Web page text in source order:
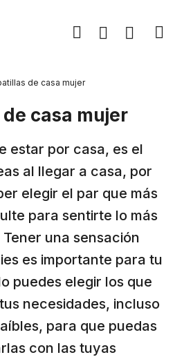
de casa mujer
casa mujer
estar por casa, es el
al llegar a casa, por
elegir el par que más
para sentirte lo más
una sensación
es importante para tu
puedes elegir los que
necesidades, incluso
para que puedas
con las tuyas